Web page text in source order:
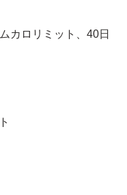
カロリミット、40日